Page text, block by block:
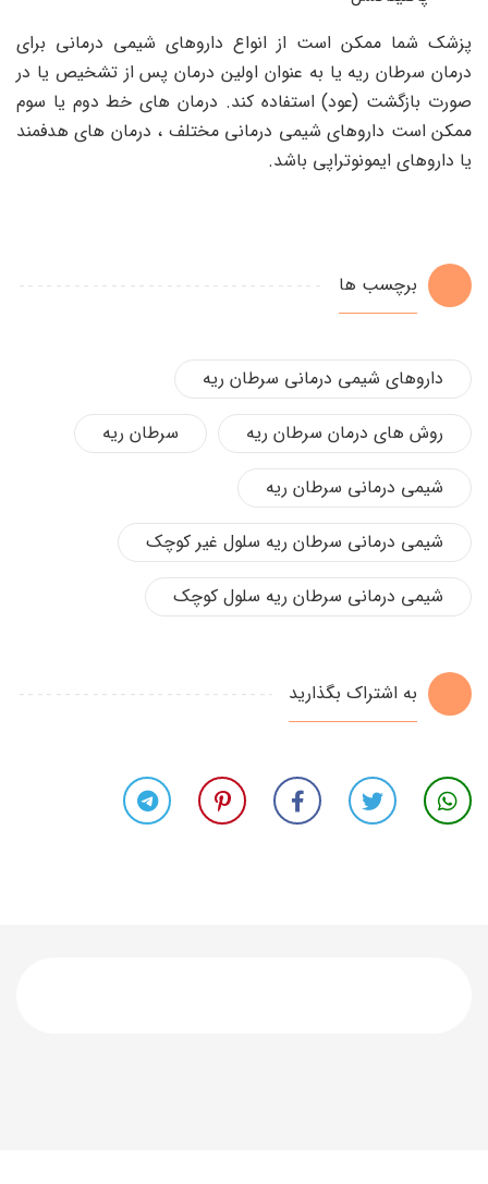
پزشک شما ممکن است از انواع داروهای شیمی درمانی برای
درمان سرطان ریه یا به عنوان اولین درمان پس از تشخیص یا در
صورت بازگشت (عود) استفاده کند. درمان های خط دوم یا سوم
ممکن است داروهای شیمی درمانی مختلف ، درمان های هدفمند
یا داروهای ایمونوتراپی باشد.
برچسب ها
داروهای شیمی درمانی سرطان ریه
روش های درمان سرطان ریه
سرطان ریه
شیمی درمانی سرطان ریه
شیمی درمانی سرطان ریه سلول غیر کوچک
شیمی درمانی سرطان ریه سلول کوچک
به اشتراک بگذارید